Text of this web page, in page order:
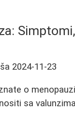
2024-11-23
o
sa